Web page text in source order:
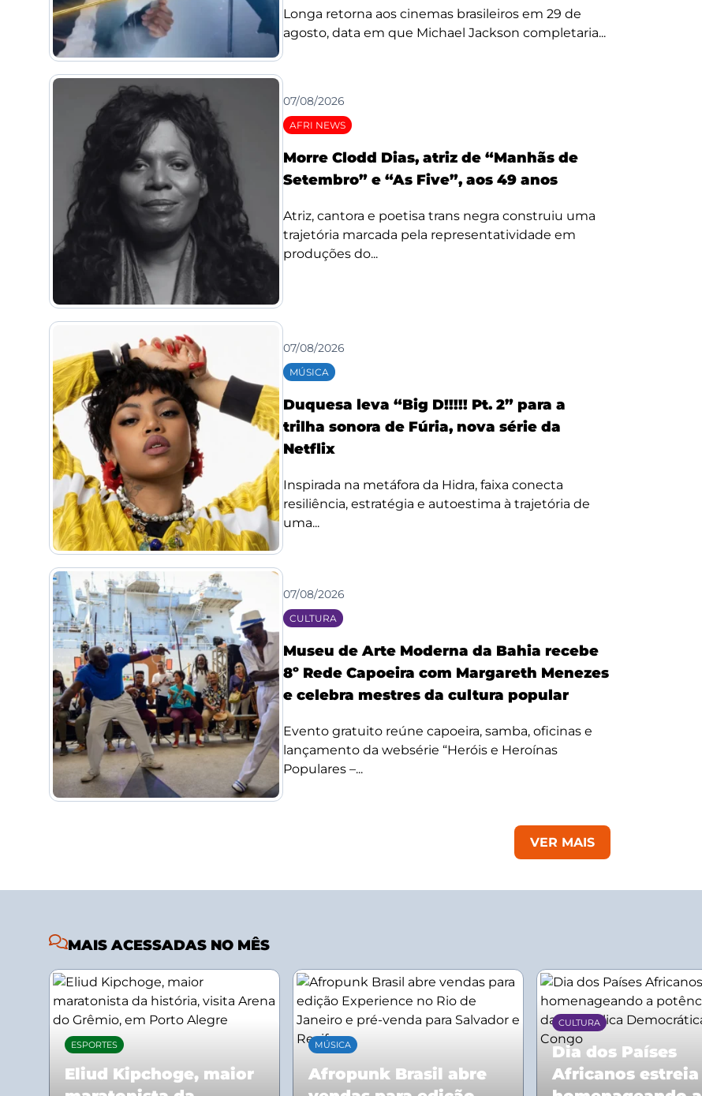
Longa retorna aos cinemas brasileiros em 29 de
agosto, data em que Michael Jackson completaria...
07/08/2026
AFRI NEWS
Morre Clodd Dias, atriz de “Manhãs de
Setembro” e “As Five”, aos 49 anos
Atriz, cantora e poetisa trans negra construiu uma
trajetória marcada pela representatividade em
produções do...
07/08/2026
MÚSICA
Duquesa leva “Big D!!!!! Pt. 2” para a
trilha sonora de Fúria, nova série da
Netflix
Inspirada na metáfora da Hidra, faixa conecta
resiliência, estratégia e autoestima à trajetória de
uma...
07/08/2026
CULTURA
Museu de Arte Moderna da Bahia recebe
8º Rede Capoeira com Margareth Menezes
e celebra mestres da cultura popular
Evento gratuito reúne capoeira, samba, oficinas e
lançamento da websérie “Heróis e Heroínas
Populares –...
VER MAIS
MAIS ACESSADAS NO MÊS
ESPORTES
Eliud Kipchoge, maior
MÚSICA
Afropunk Brasil abre
CULTURA
Dia dos Países
Africanos estreia